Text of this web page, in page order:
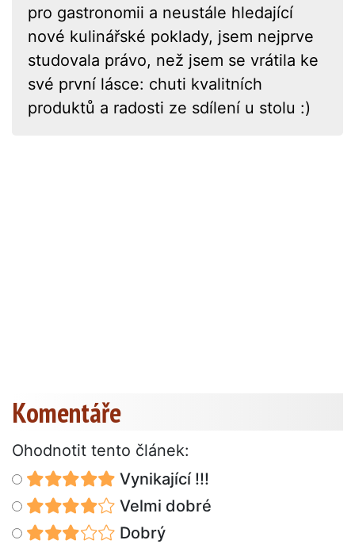
pro gastronomii a neustále hledající
nové kulinářské poklady, jsem nejprve
studovala právo, než jsem se vrátila ke
své první lásce: chuti kvalitních
produktů a radosti ze sdílení u stolu :)
Komentáře
Ohodnotit tento článek:
Vynikající !!!
Velmi dobré
Dobrý